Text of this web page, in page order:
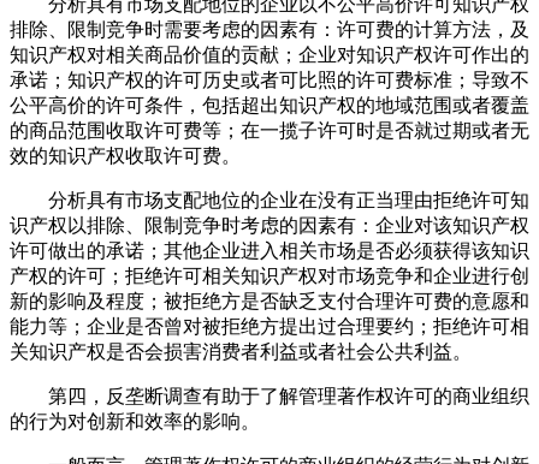
分析具有市场支配地位的企业以不公平高价许可知识产权
排除、限制竞争时需要考虑的因素有：许可费的计算方法，及
知识产权对相关商品价值的贡献；企业对知识产权许可作出的
承诺；知识产权的许可历史或者可比照的许可费标准；导致不
公平高价的许可条件，包括超出知识产权的地域范围或者覆盖
的商品范围收取许可费等；在一揽子许可时是否就过期或者无
效的知识产权收取许可费。
分析具有市场支配地位的企业在没有正当理由拒绝许可知
识产权以排除、限制竞争时考虑的因素有：企业对该知识产权
许可做出的承诺；其他企业进入相关市场是否必须获得该知识
产权的许可；拒绝许可相关知识产权对市场竞争和企业进行创
新的影响及程度；被拒绝方是否缺乏支付合理许可费的意愿和
能力等；企业是否曾对被拒绝方提出过合理要约；拒绝许可相
关知识产权是否会损害消费者利益或者社会公共利益。
第四，反垄断调查有助于了解管理著作权许可的商业组织
的行为对创新和效率的影响。